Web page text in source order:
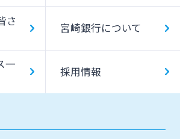
さ
宮崎銀行について
一
採用情報